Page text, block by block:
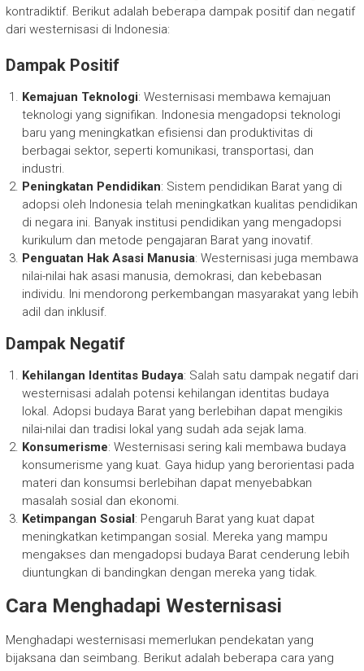
kontradiktif. Berikut adalah beberapa dampak positif dan negatif
dari westernisasi di Indonesia:
Dampak Positif
Kemajuan Teknologi: Westernisasi membawa kemajuan
teknologi yang signifikan. Indonesia mengadopsi teknologi
baru yang meningkatkan efisiensi dan produktivitas di
berbagai sektor, seperti komunikasi, transportasi, dan
industri.
Peningkatan Pendidikan: Sistem pendidikan Barat yang di
adopsi oleh Indonesia telah meningkatkan kualitas pendidikan
di negara ini. Banyak institusi pendidikan yang mengadopsi
kurikulum dan metode pengajaran Barat yang inovatif.
Penguatan Hak Asasi Manusia: Westernisasi juga membawa
nilai-nilai hak asasi manusia, demokrasi, dan kebebasan
individu. Ini mendorong perkembangan masyarakat yang lebih
adil dan inklusif.
Dampak Negatif
Kehilangan Identitas Budaya: Salah satu dampak negatif dari
westernisasi adalah potensi kehilangan identitas budaya
lokal. Adopsi budaya Barat yang berlebihan dapat mengikis
nilai-nilai dan tradisi lokal yang sudah ada sejak lama.
Konsumerisme: Westernisasi sering kali membawa budaya
konsumerisme yang kuat. Gaya hidup yang berorientasi pada
materi dan konsumsi berlebihan dapat menyebabkan
masalah sosial dan ekonomi.
Ketimpangan Sosial : Pengaruh Barat yang kuat dapat
meningkatkan ketimpangan sosial. Mereka yang mampu
mengakses dan mengadopsi budaya Barat cenderung lebih
diuntungkan di bandingkan dengan mereka yang tidak.
Cara Menghadapi Westernisasi
Menghadapi westernisasi memerlukan pendekatan yang
bijaksana dan seimbang. Berikut adalah beberapa cara yang